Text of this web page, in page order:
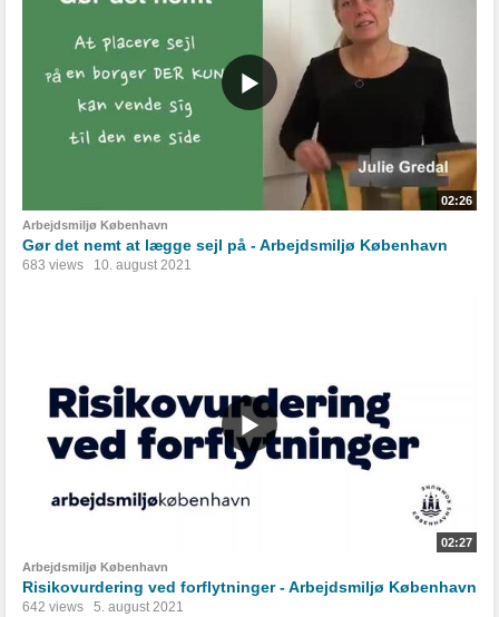
02:26
Arbejdsmiljø København
Gør det nemt at lægge sejl på - Arbejdsmiljø København
683 views 10. august 2021
02:27
Arbejdsmiljø København
Risikovurdering ved forflytninger - Arbejdsmiljø København
642 views 5. august 2021